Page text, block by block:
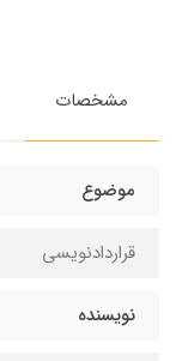
مشخصات
موضوع
قراردادنویسی
نویسنده